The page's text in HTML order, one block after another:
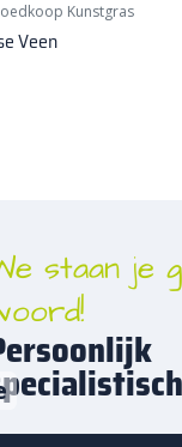
Kunstgras
Veen
staan je